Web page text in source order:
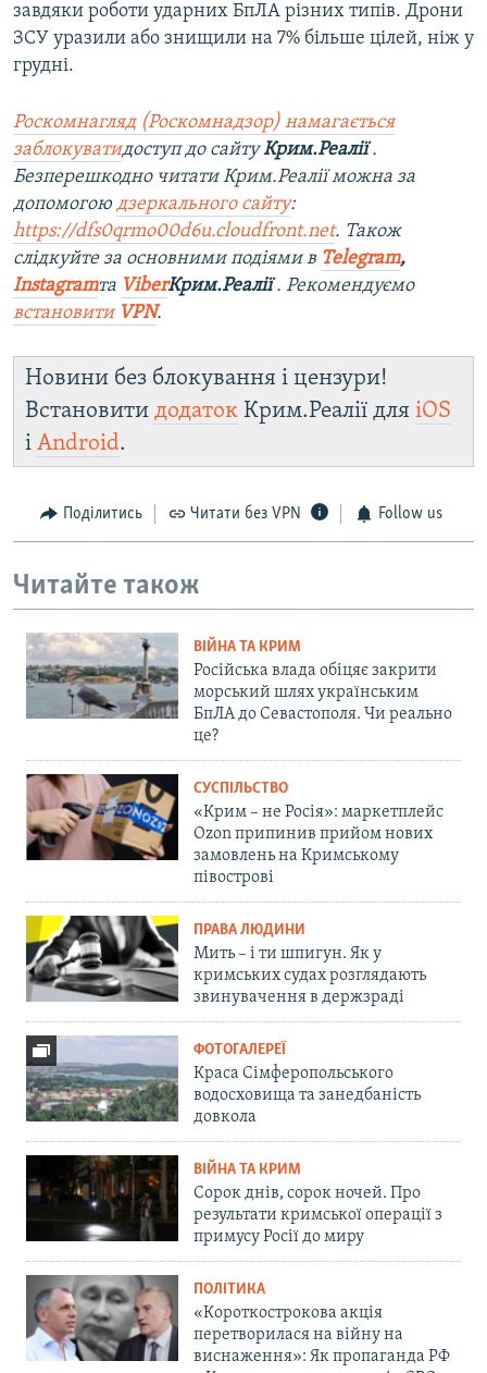
завдяки роботи ударних БпЛА різних типів. Дрони
ЗСУ уразили або знищили на 7% більше цілей, ніж у
грудні.
Роскомнагляд (Роскомнадзор) намагається
заблокуватидоступ до сайтуКрим.Реалії.
Безперешкодно читати Крим.Реалії можна за
допомогою дзеркального сайту:
https://dfs0qrmo00d6u.cloudfront.net. Також
слідкуйте за основними подіями в Telegram,
Instagramта ViberКрим.Реалії. Рекомендуємо
встановити VPN.
Новини без блокування і цензури!
Встановити додаток Крим.Реалії для iOS
і Android.
Поділитись Читати без VPN Follow us
Читайте також
ВІЙНА ТА КРИМ
Російська влада обіцяє закрити
морський шлях українським
БпЛА до Севастополя. Чи реально
це?
СУСПІЛЬСТВО
«Крим – не Росія»: маркетплейс
Ozon припинив прийом нових
замовлень на Кримському
півострові
ПРАВА ЛЮДИНИ
Мить – і ти шпигун. Як у
кримських судах розглядають
звинувачення в держзраді
ФОТОГАЛЕРЕЇ
Краса Сімферопольського
водосховища та занедбаність
довкола
ВІЙНА ТА КРИМ
Сорок днів, сорок ночей. Про
результати кримської операції з
примусу Росії до миру
ПОЛІТИКА
«Короткострокова акція
перетворилася на війну на
виснаження»: Як пропаганда РФ